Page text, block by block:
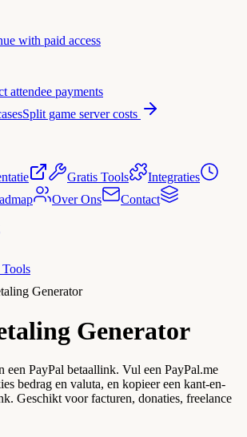
with paid access
attendee payments
Split game server costs
Gratis Tools
Integraties
Over Ons
Contact
Tools
Generator
Generator
een PayPal betaallink. Vul een PayPal.me
bedrag en valuta, en kopieer een kant-en-
Geschikt voor facturen, donaties, freelance